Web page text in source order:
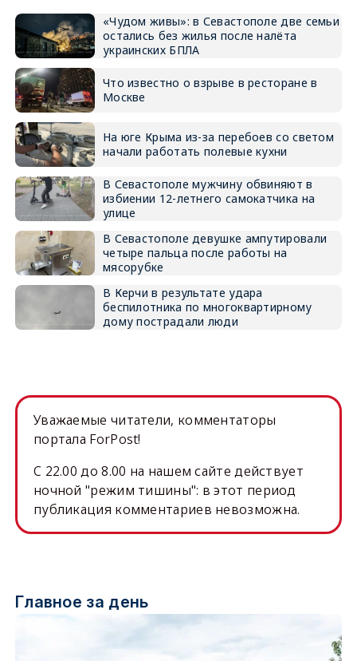
«Чудом живы»: в Севастополе две семьи
остались без жилья после налёта
украинских БПЛА
Что известно о взрыве в ресторане в
Москве
На юге Крыма из-за перебоев со светом
начали работать полевые кухни
В Севастополе мужчину обвиняют в
избиении 12-летнего самокатчика на
улице
В Севастополе девушке ампутировали
четыре пальца после работы на
мясорубке
В Керчи в результате удара
беспилотника по многоквартирному
дому пострадали люди
Уважаемые читатели, комментаторы
портала ForPost!
C 22.00 до 8.00 на нашем сайте действует
ночной "режим тишины": в этот период
публикация комментариев невозможна.
Главное за день